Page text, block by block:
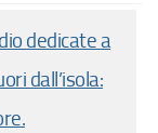
dedicate a
dall’isola: